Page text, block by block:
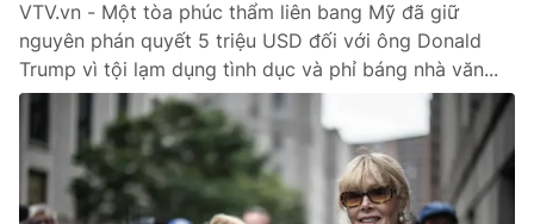
Pháp luật
Y tế
Thế giới
VTV.vn - Một tòa phúc thẩm liên bang Mỹ đã giữ
nguyên phán quyết 5 triệu USD đối với ông Donald
Trump vì tội lạm dụng tình dục và phỉ báng nhà văn...